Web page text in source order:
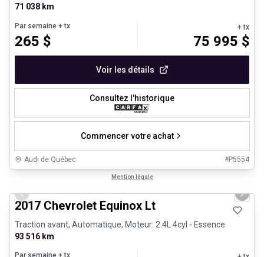
71 038 km
Par semaine + tx
265 $
+ tx
75 995 $
Voir les détails
Consultez l'historique
Commencer votre achat
Audi de Québec #P5554
Mention légale
Véhicules d'occasion certifiés
Previous slide Next
2017 Chevrolet Equinox Lt
Traction avant, Automatique, Moteur: 2.4L 4cyl - Essence
93 516 km